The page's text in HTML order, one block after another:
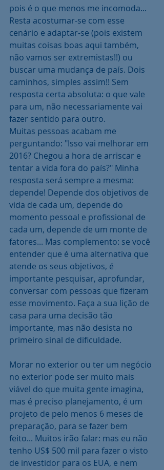
pois é o que menos me incomoda...
Resta acostumar-se com esse
cenário e adaptar-se (pois existem
muitas coisas boas aqui também,
não vamos ser extremistas!!) ou
buscar uma mudança de país. Dois
caminhos, simples assim!! Sem
resposta certa absoluta: o que vale
para um, não necessariamente vai
fazer sentido para outro.
Muitas pessoas acabam me
perguntando: "Isso vai melhorar em
2016? Chegou a hora de arriscar e
tentar a vida fora do país?" Minha
resposta será sempre a mesma:
depende! Depende dos objetivos de
vida de cada um, depende do
momento pessoal e profissional de
cada um, depende de um monte de
fatores... Mas complemento: se você
entender que é uma alternativa que
atende os seus objetivos, é
importante pesquisar, aprofundar,
conversar com pessoas que fizeram
esse movimento. Faça a sua lição de
casa para uma decisão tão
importante, mas não desista no
primeiro sinal de dificuldade.
Morar no exterior ou ter um negócio
no exterior pode ser muito mais
viável do que muita gente imagina,
mas é preciso planejamento, é um
projeto de pelo menos 6 meses de
preparação, para se fazer bem
feito... Muitos irão falar: mas eu não
tenho US$ 500 mil para fazer o visto
de investidor para os EUA, e nem